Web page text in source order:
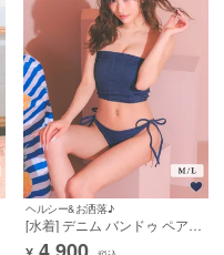
ヘルシー&お洒落♪
[水着] デニム バンドゥ ペアト
ップ 紐ビキニ リボン カジュ